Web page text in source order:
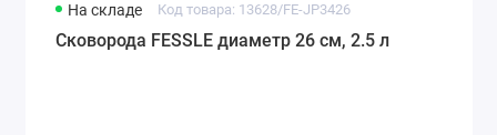
На складе Код товара: 13628/FE-JP3426
Сковорода FESSLE диаметр 26 см, 2.5 л